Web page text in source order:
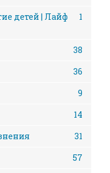
детей | Лайф
1
38
36
9
14
31
57